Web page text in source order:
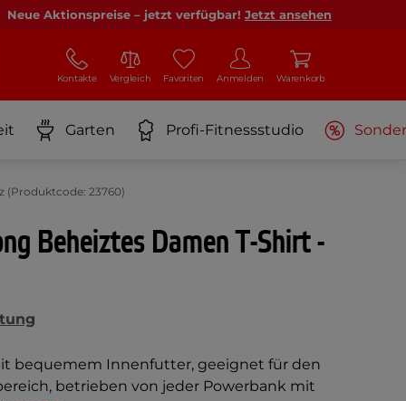
Neue Aktionspreise – jetzt verfügbar! Jetzt ansehen
Kontakte Vergleich Favoriten Anmelden Warenkorb
Garten Profi-Fitnessstudio
(Produktcode: 23760)
Beheiztes Damen T-Shirt -
bequemem Innenfutter, geeignet für den
betrieben von jeder Powerbank mit